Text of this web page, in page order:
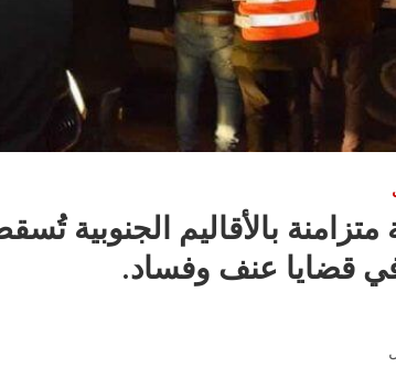
متزامنة بالأقاليم الجنوبية
قضايا عنف وفساد.